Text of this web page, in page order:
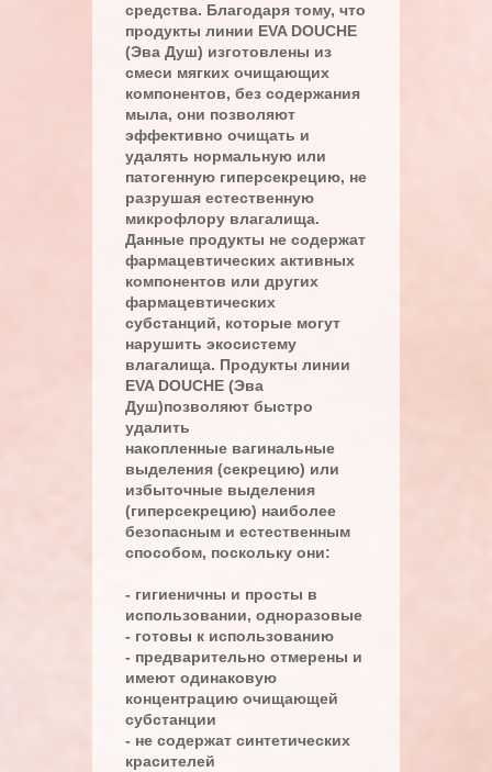
средства. Благодаря тому, что
продукты линии EVA DOUCHE
(Эва Душ) изготовлены из
смеси мягких очищающих
компонентов, без содержания
мыла, они позволяют
эффективно очищать и
удалять нормальную или
патогенную гиперсекрецию, не
разрушая естественную
микрофлору влагалища.
Данные продукты не содержат
фармацевтических активных
компонентов или других
фармацевтических
субстанций, которые могут
нарушить экосистему
влагалища. Продукты линии
EVA DOUCHE (Эва
Душ)позволяют быстро
удалить
накопленные вагинальные
выделения (секрецию) или
избыточные выделения
(гиперсекрецию) наиболее
безопасным и естественным
способом, поскольку они:
- гигиеничны и просты в
использовании, одноразовые
- готовы к использованию
- предварительно отмерены и
имеют одинаковую
концентрацию очищающей
субстанции
- не содержат синтетических
красителей